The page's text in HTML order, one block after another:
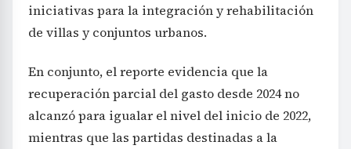
iniciativas para la integración y rehabilitación
de villas y conjuntos urbanos.
En conjunto, el reporte evidencia que la
recuperación parcial del gasto desde 2024 no
alcanzó para igualar el nivel del inicio de 2022,
mientras que las partidas destinadas a la